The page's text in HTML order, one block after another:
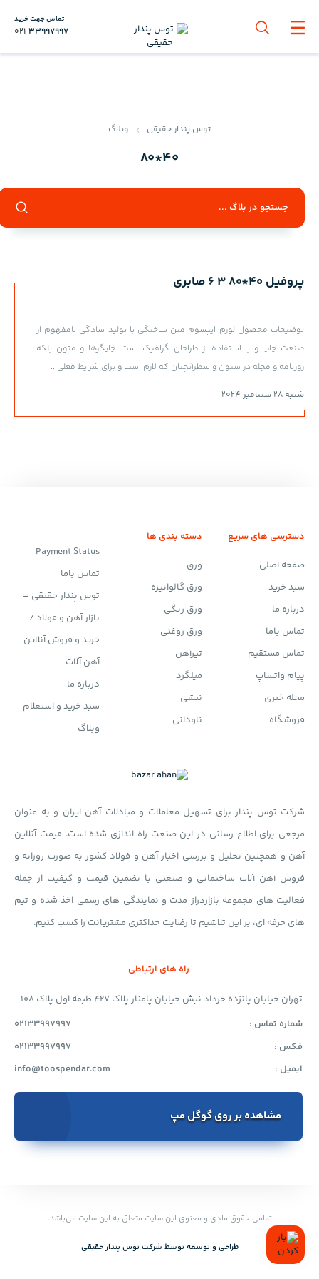
تماس جهت خرید
021 33997997
توس پندار حقیقی وبلاگ
40*80
پروفیل 40*80 3 6 صابری
توضیحات محصول لورم ایپسوم متن ساختگی با تولید سادگی نامفهوم از
صنعت چاپ و با استفاده از طراحان گرافیک است. چاپگرها و متون بلکه
روزنامه و مجله در ستون و سطرآنچنان که لازم است و برای شرایط فعلی...
شنبه 28 سپتامبر 2024
دسترسی های سریع
صفحه اصلی
سبد خرید
درباره ما
تماس باما
تماس مستقیم
پیام واتساپ
مجله خبری
فروشگاه
دسته بندی ها
ورق
ورق گالوانیزه
ورق رنگی
ورق روغنی
تیرآهن
میلگرد
نبشی
ناودانی
Payment Status
تماس باما
توس پندار حقیقی –
بازار آهن و فولاد /
خرید و فروش آنلاین
آهن آلات
درباره ما
سبد خرید و استعلام
وبلاگ
شرکت توس پندار برای تسهیل معاملات و مبادلات آهن ایران و به عنوان
مرجعی برای اطلاع رسانی در این صنعت راه اندازی شده است. قیمت آنلاین
آهن و همچنین تحلیل و بررسی اخبار آهن و فولاد کشور به صورت روزانه و
فروش آهن آلات ساختمانی و صنعتی با تضمین قیمت و کیفیت از جمله
فعالیت های مجموعه بازاردراز مدت و نمایندگی های رسمی اخذ شده و تیم
های حرفه ای، بر این تلاشیم تا رضایت حداکثری مشتریانت را کسب کنیم.
راه های ارتباطی
تهران خیابان پانزده خرداد نبش خیابان پامنار پلاک 427 طبقه اول پلاک 108
شماره تماس :
02133997997
فکس :
02133997997
ایمیل :
info@toospendar.com
مشاهده بر روی گوگل مپ
تمامی حقوق مادی و معنوی این سایت متعلق به این سایت می‌باشد.
طراحی و توسعه توسط‌ شرکت توس پندار حقیقی